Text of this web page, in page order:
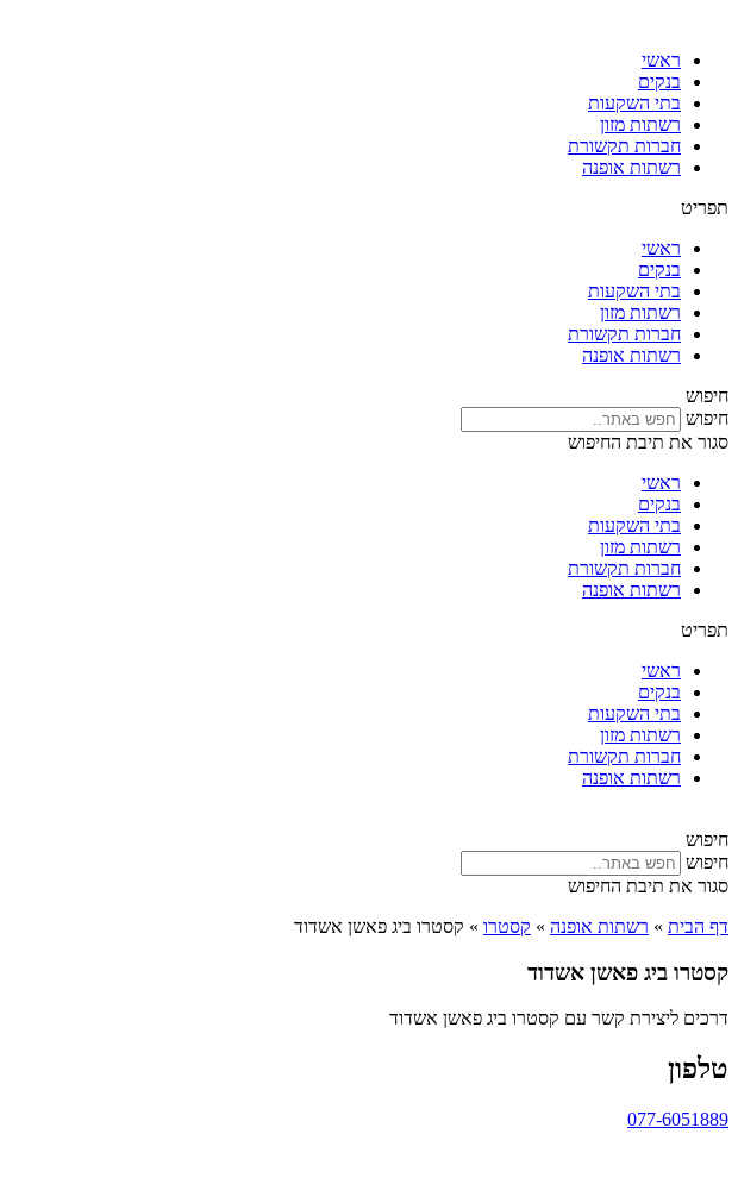
ראשי
בנקים
בתי השקעות
רשתות מזון
חברות תקשורת
רשתות אופנה
תפריט
ראשי
בנקים
בתי השקעות
רשתות מזון
חברות תקשורת
רשתות אופנה
חיפוש
חיפוש
סגור את תיבת החיפוש
ראשי
בנקים
בתי השקעות
רשתות מזון
חברות תקשורת
רשתות אופנה
תפריט
ראשי
בנקים
בתי השקעות
רשתות מזון
חברות תקשורת
רשתות אופנה
חיפוש
חיפוש
סגור את תיבת החיפוש
דף הבית » רשתות אופנה » קסטרו » קסטרו ביג פאשן אשדוד
קסטרו ביג פאשן אשדוד
דרכים ליצירת קשר עם קסטרו ביג פאשן אשדוד
טלפון
077-6051889